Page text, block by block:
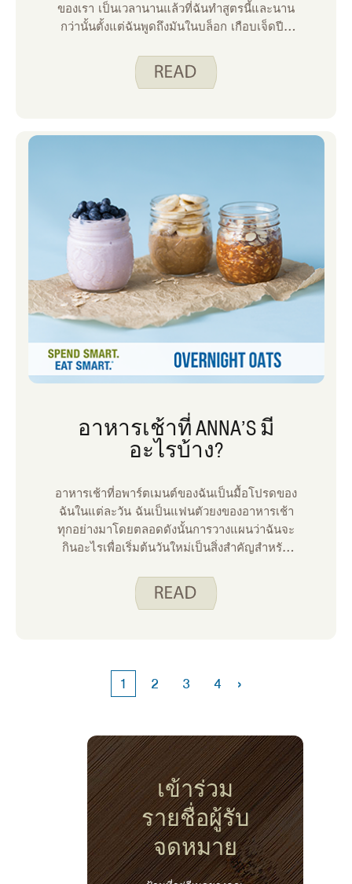
ของเรา เป็นเวลานานแล้วที่ฉันทําสูตรนี้และนาน
กว่านั้นตั้งแต่ฉันพูดถึงมันในบล็อก เกือบเจ็ดปีที่
เราทํากับสูตรนี้เพื่อให้เป็นอาหารเช้าที่ง่ายขึ้นสําห
รับตอนเช้าที่วุ่นวาย เมื่อมองย้อนกลับไปเมื่อสิบปี
อาหารเช้าที่ ANNA’S มี
อะไรบ้าง?
อาหารเช้าที่อพาร์ตเมนต์ของฉันเป็นมื้อโปรดของ
ฉันในแต่ละวัน ฉันเป็นแฟนตัวยงของอาหารเช้า
ทุกอย่างมาโดยตลอดดังนั้นการวางแผนว่าฉันจะ
กินอะไรเพื่อเริ่มต้นวันใหม่เป็นสิ่งสําคัญสําหรับ
อาหารเช้าเกือบทุกวันจะต้องรวดเร็วและพกพาได้
ในขณะที่ฉันออกไปทํางานหรือเรียน ฉันยัง
1 2 3 4 ›
เข้าร่วม
รายชื่อผู้รับ
จดหมาย